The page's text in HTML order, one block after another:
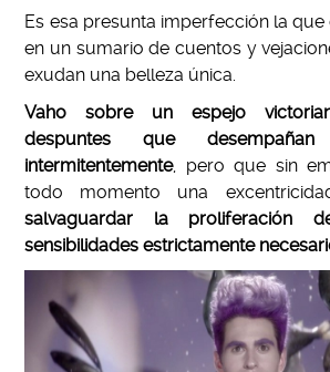
Es esa presunta imperfección la que
en un sumario de cuentos y
exudan una belleza única.
Vaho sobre un espejo
despuntes que
intermitentemente, pero que sin
todo momento una
salvaguardar la proliferación
sensibilidades estrictamente